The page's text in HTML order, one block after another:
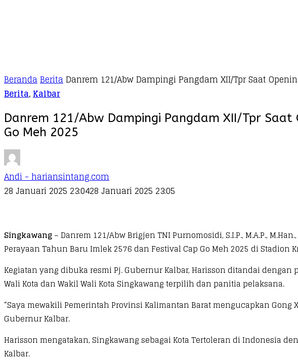
BerandaBeritaDanrem 121/Abw Dampingi Pangdam XII/Tpr Saat
Berita,Kalbar
Danrem 121/Abw Dampingi Pangdam XII/Tpr
Go Meh 2025
Andi - hariansintang.com
28 Januari 2025 23:0428 Januari 2025 23:05
Singkawang– Danrem 121/Abw Brigjen TNI Purnomosidi, S.I.P., M.A.P.,
Perayaan Tahun Baru Imlek 2576 dan Festival Cap Go Meh 2025 di Stadion
Kegiatan yang dibuka resmi Pj. Gubernur Kalbar, Harisson ditandai
Wali Kota dan Wakil Wali Kota Singkawang terpilih dan panitia pelaksana.
“Saya mewakili Pemerintah Provinsi Kalimantan Barat mengucapkan
Gubernur Kalbar.
Harisson mengatakan, Singkawang sebagai Kota Tertoleran di Indonesia
Kalbar.